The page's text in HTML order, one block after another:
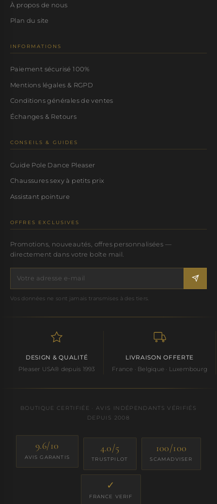
À propos de nous
Plan du site
INFORMATIONS
Paiement sécurisé 100%
Mentions légales & RGPD
Conditions générales de ventes
Échanges & Retours
CONSEILS & GUIDES
Guide Pole Dance Pleaser
Chaussures sexy à petits prix
Assistant pointure
OFFRES EXCLUSIVES
Promotions, nouveautés, offres personnalisées —
directement dans votre boîte mail.
Vos données ne sont jamais transmises à des tiers.
DESIGN & QUALITÉ
Pleaser USA® depuis 1993
LIVRAISON OFFERTE
France · Belgique · Luxembourg
BOUTIQUE CERTIFIÉE · AVIS INDÉPENDANTS VÉRIFIÉS
DEPUIS 2008
9.6/10
AVIS GARANTIS
4.0/5
TRUSTPILOT
100/100
SCAMADVISER
✓
FRANCE VERIF